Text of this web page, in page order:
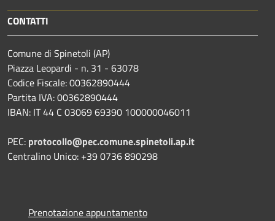
CONTATTI
Comune di Spinetoli (AP)
Piazza Leopardi - n. 31 - 63078
Codice Fiscale: 00362890444
Partita IVA: 00362890444
IBAN: IT 44 C 03069 69390 100000046011
PEC: protocollo@pec.comune.spinetoli.ap.it
Centralino Unico: +39 0736 890298
Prenotazione appuntamento